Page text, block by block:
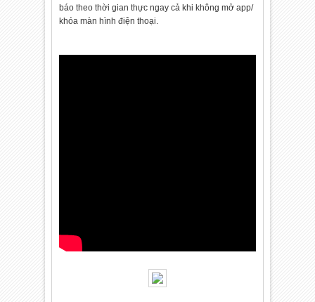
báo theo thời gian thực ngay cả khi không mở app/
khóa màn hình điện thoại.